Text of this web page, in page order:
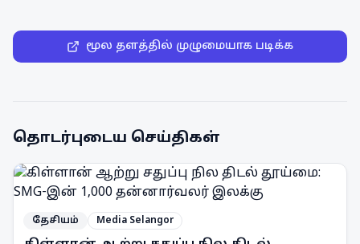
மூல தளத்தில் முழுமையாக படிக்க
தொடர்புடைய செய்திகள்
தேசியம் Media Selangor